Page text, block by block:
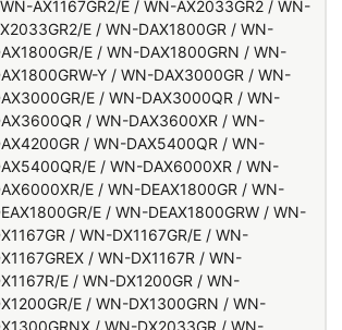
AX1167GR2/E / WN-AX2033GR2 / WN-
E / WN-DAX1800GR / WN-
E / WN-DAX1800GRN / WN-
Y / WN-DAX3000GR / WN-
E / WN-DAX3000QR / WN-
/ WN-DAX3600XR / WN-
/ WN-DAX5400QR / WN-
E / WN-DAX6000XR / WN-
E / WN-DEAX1800GR / WN-
E / WN-DEAX1800GRW / WN-
/ WN-DX1167GR/E / WN-
/ WN-DX1167R / WN-
E / WN-DX1200GR / WN-
E / WN-DX1300GRN / WN-
/ WN-DX2033GR / WN-